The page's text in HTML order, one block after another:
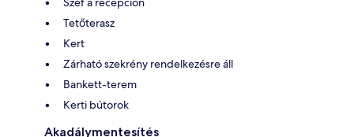
Tetőterasz
Kert
Zárható szekrény rendelkezésre áll
Bankett-terem
Kerti bútorok
Akadálymentesítés